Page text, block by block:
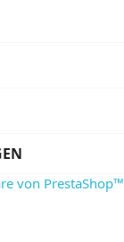
von PrestaShop™